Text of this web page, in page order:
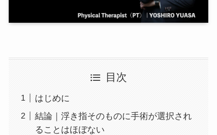
目次
はじめに
結論｜浮き指そのものに手術が選択され
ることはほぼない